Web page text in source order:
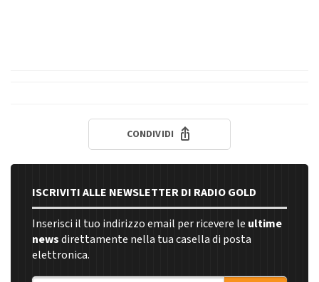
CONDIVIDI
ISCRIVITI ALLE NEWSLETTER DI RADIO GOLD
Inserisci il tuo indirizzo email per ricevere le ultime
newsdirettamente nella tua casella di posta
elettronica.